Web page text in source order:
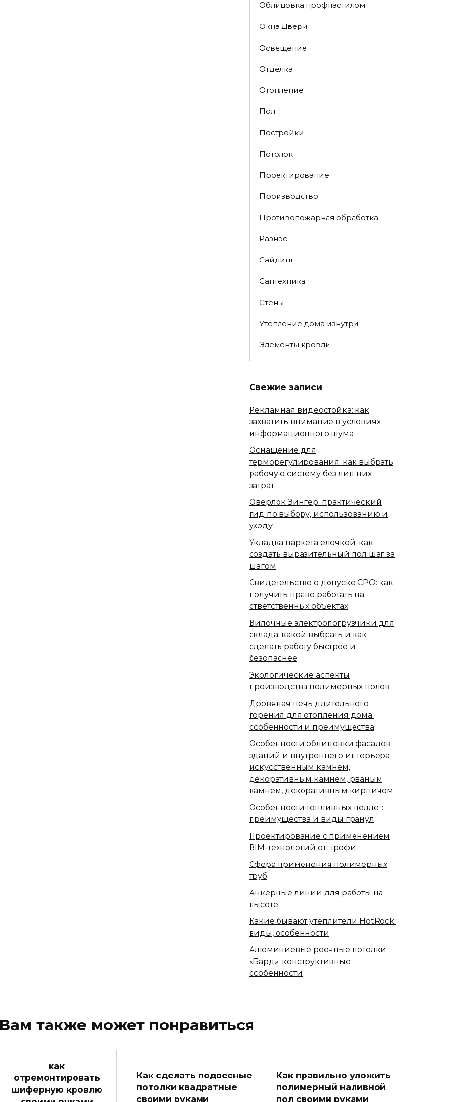
Облицовка профнастилом
Окна Двери
Освещение
Отделка
Отопление
Пол
Постройки
Потолок
Проектирование
Производство
Противопожарная обработка
Разное
Сайдинг
Сантехника
Стены
Утепление дома изнутри
Элементы кровли
Свежие записи
Рекламная видеостойка: как
захватить внимание в условиях
информационного шума
Оснащение для
терморегулирования: как выбрать
рабочую систему без лишних
затрат
Оверлок Зингер: практический
гид по выбору, использованию и
уходу
Укладка паркета елочкой: как
создать выразительный пол шаг за
шагом
Свидетельство о допуске СРО: как
получить право работать на
ответственных объектах
Вилочные электропогрузчики для
склада: какой выбрать и как
сделать работу быстрее и
безопаснее
Экологические аспекты
производства полимерных полов
Дровяная печь длительного
горения для отопления дома:
особенности и преимущества
Особенности облицовки фасадов
зданий и внутреннего интерьера
искусственным камнем,
декоративным камнем, рваным
камнем, декоративным кирпичом
Особенности топливных пеллет:
преимущества и виды гранул
Проектирование с применением
BIM-технологий от профи
Сфера применения полимерных
труб
Анкерные линии для работы на
высоте
Какие бывают утеплители HotRock:
виды, особенности
Алюминиевые реечные потолки
«Бард»: конструктивные
особенности
Вам также может понравиться
как
отремонтировать
шиферную кровлю
Как сделать подвесные
потолки квадратные
своими руками
Как правильно уложить
полимерный наливной
пол своими руками